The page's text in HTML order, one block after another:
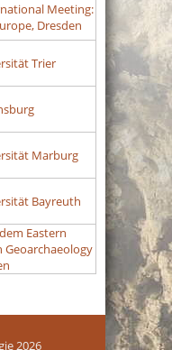
Meeting:
Dresden
Trier
Marburg
Bayreuth
Eastern
Geoarchaeology
2026